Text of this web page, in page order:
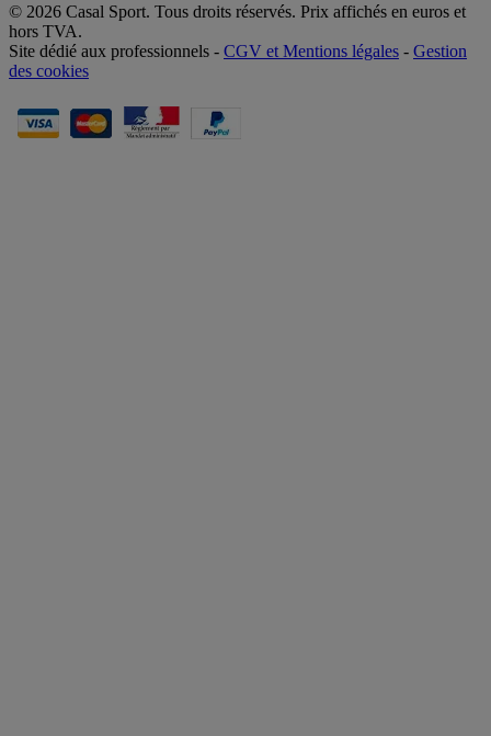
© 2026 Casal Sport. Tous droits réservés. Prix affichés en euros et
hors TVA.
Site dédié aux professionnels - CGV et Mentions légales - Gestion
des cookies